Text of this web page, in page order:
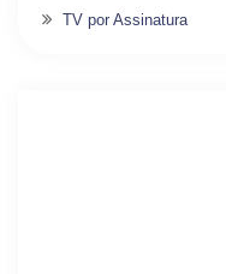
TV por Assinatura